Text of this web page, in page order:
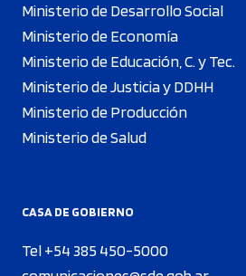
Ministerio de Desarrollo Social
Ministerio de Economía
Ministerio de Educación, C. y Tec.
Ministerio de Justicia y DDHH
Ministerio de Producción
Ministerio de Salud
CASA DE GOBIERNO
Tel +54 385 450-5000